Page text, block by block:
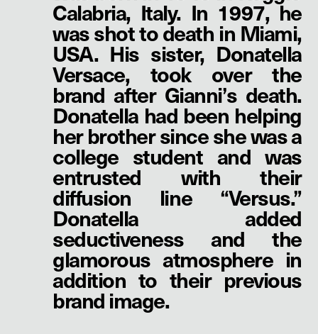
Calabria, Italy. In 1997, he
was shot to death in Miami,
USA. His sister, Donatella
Versace, took over the
brand after Gianni’s death.
Donatella had been helping
her brother since she was a
college student and was
entrusted with their
diffusion line “Versus.”
Donatella added
seductiveness and the
glamorous atmosphere in
addition to their previous
brand image.